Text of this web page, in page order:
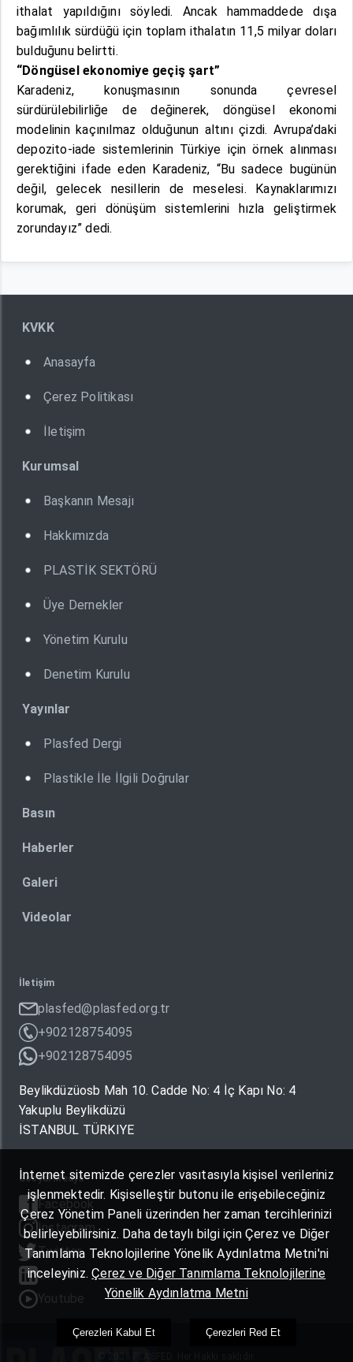
ithalat yapıldığını söyledi. Ancak hammaddede dışa
bağımlılık sürdüğü için toplam ithalatın 11,5 milyar doları
bulduğunu belirtti.
“Döngüsel ekonomiye geçiş şart”
Karadeniz, konuşmasının sonunda çevresel
sürdürülebilirliğe de değinerek, döngüsel ekonomi
modelinin kaçınılmaz olduğunun altını çizdi. Avrupa’daki
depozito-iade sistemlerinin Türkiye için örnek alınması
gerektiğini ifade eden Karadeniz, “Bu sadece bugünün
değil, gelecek nesillerin de meselesi. Kaynaklarımızı
korumak, geri dönüşüm sistemlerini hızla geliştirmek
zorundayız” dedi.
KVKK
Anasayfa
Çerez Politikası
İletişim
Kurumsal
Başkanın Mesajı
Hakkımızda
PLASTİK SEKTÖRÜ
Üye Dernekler
Yönetim Kurulu
Denetim Kurulu
Yayınlar
Plasfed Dergi
Plastikle İle İlgili Doğrular
Basın
Haberler
Galeri
Videolar
İletişim
plasfed@plasfed.org.tr
+902128754095
+902128754095
Beylikdüzüosb Mah 10. Cadde No: 4 İç Kapı No: 4
Yakuplu Beylikdüzü
İSTANBUL TÜRKIYE
Sosyal Medya
Facebook
Instagram
Twitter
Linkedin
Youtube
İnternet sitemizde çerezler vasıtasıyla kişisel verileriniz
işlenmektedir. Kişiselleştir butonu ile erişebileceğiniz
Çerez Yönetim Paneli üzerinden her zaman tercihlerinizi
belirleyebilirsiniz. Daha detaylı bilgi için Çerez ve Diğer
Tanımlama Teknolojilerine Yönelik Aydınlatma Metni'ni
inceleyiniz.Çerez ve Diğer Tanımlama Teknolojilerine
Yönelik Aydınlatma Metni
Çerezleri Kabul Et Çerezleri Red Et